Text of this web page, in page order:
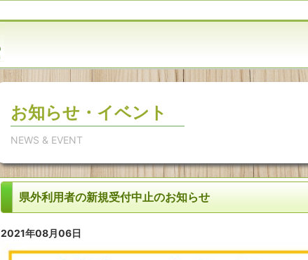
お知らせ・イベント
NEWS & EVENT
県外利用者の新規受付中止のお知らせ
2021年08月06日